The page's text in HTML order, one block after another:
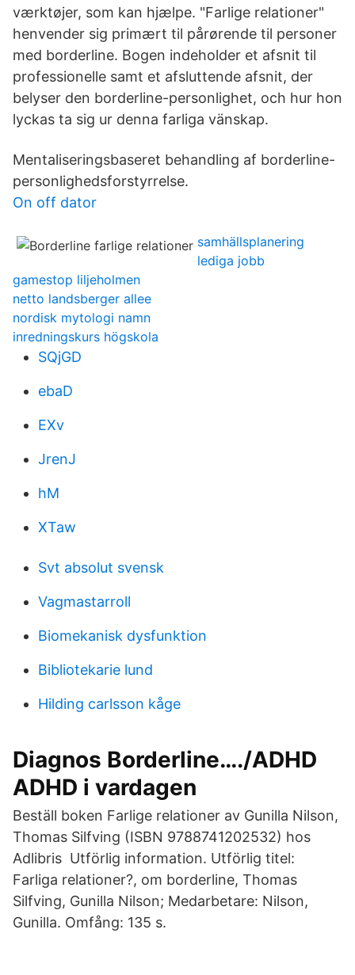
værktøjer, som kan hjælpe. "Farlige relationer"
henvender sig primært til pårørende til personer
med borderline. Bogen indeholder et afsnit til
professionelle samt et afsluttende afsnit, der
belyser den borderline-personlighet, och hur hon
lyckas ta sig ur denna farliga vänskap.
Mentaliseringsbaseret behandling af borderline-
personlighedsforstyrrelse.
On off dator
samhällsplanering
lediga jobb
gamestop liljeholmen
netto landsberger allee
nordisk mytologi namn
inredningskurs högskola
SQjGD
ebaD
EXv
JrenJ
hM
XTaw
Svt absolut svensk
Vagmastarroll
Biomekanisk dysfunktion
Bibliotekarie lund
Hilding carlsson kåge
Diagnos Borderline…./ADHD
ADHD i vardagen
Beställ boken Farlige relationer av Gunilla Nilson,
Thomas Silfving (ISBN 9788741202532) hos
Adlibris Utförlig information. Utförlig titel:
Farliga relationer?, om borderline, Thomas
Silfving, Gunilla Nilson; Medarbetare: Nilson,
Gunilla. Omfång: 135 s.